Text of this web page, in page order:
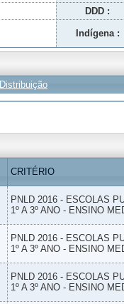
DDD :
Indígena :
Distribuição
CRITÉRIO
PNLD 2016 - ESCOLAS
1º A 3º ANO - ENSINO
PNLD 2016 - ESCOLAS
1º A 3º ANO - ENSINO
PNLD 2016 - ESCOLAS
1º A 3º ANO - ENSINO